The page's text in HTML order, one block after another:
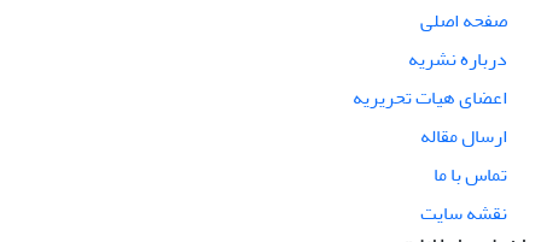
صفحه اصلی
درباره نشریه
اعضای هیات تحریریه
ارسال مقاله
تماس با ما
نقشه سایت